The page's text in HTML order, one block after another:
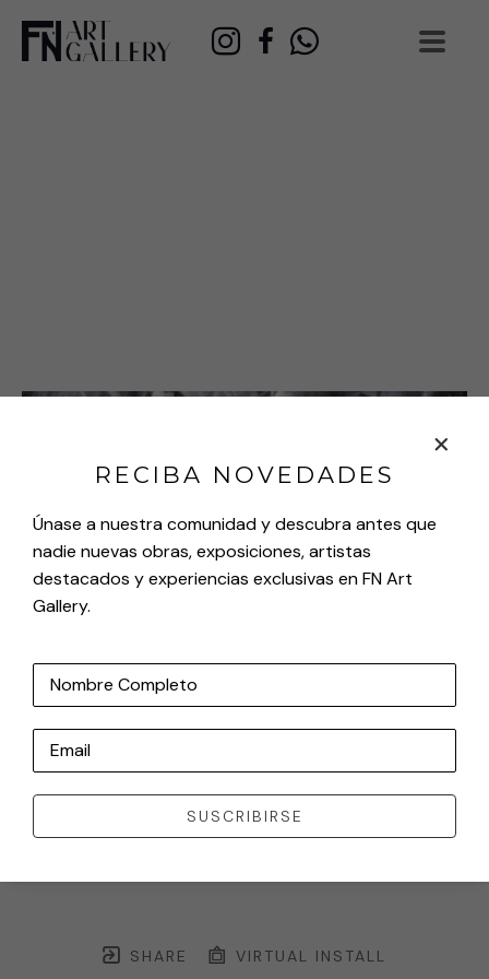
SHARE VIRTUAL INSTALL
RECIBA NOVEDADES
Únase a nuestra comunidad y descubra antes que
nadie nuevas obras, exposiciones, artistas
destacados y experiencias exclusivas en FN Art
Gallery.
Nombre Completo
Email
SUSCRIBIRSE